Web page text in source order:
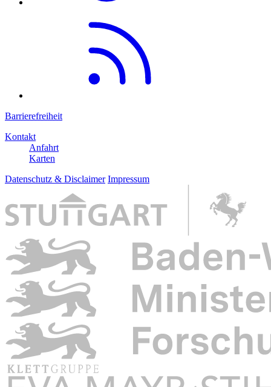
Barrierefreiheit
Kontakt
Anfahrt
Karten
Datenschutz & Disclaimer Impressum